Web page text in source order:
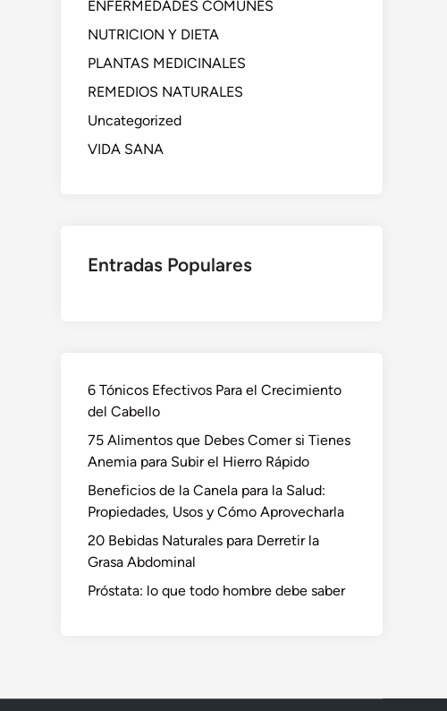
ENFERMEDADES COMUNES
NUTRICION Y DIETA
PLANTAS MEDICINALES
REMEDIOS NATURALES
Uncategorized
VIDA SANA
Entradas Populares
6 Tónicos Efectivos Para el Crecimiento
del Cabello
75 Alimentos que Debes Comer si Tienes
Anemia para Subir el Hierro Rápido
Beneficios de la Canela para la Salud:
Propiedades, Usos y Cómo Aprovecharla
20 Bebidas Naturales para Derretir la
Grasa Abdominal
Próstata: lo que todo hombre debe saber